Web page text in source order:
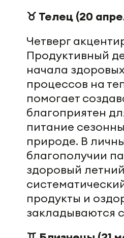
♉ Телец (20
Четверг
Продуктивный
начала
процессов на
помогает
благоприятен
питание
природе. В
благополучии
здоровый
продукты и
закладываются